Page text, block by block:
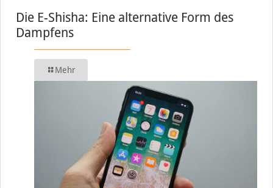
Die E-Shisha: Eine alternative Form des
Dampfens
Mehr